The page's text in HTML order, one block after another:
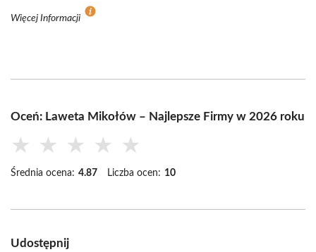
Więcej Informacji
Oceń: Laweta Mikołów – Najlepsze Firmy w 2026 roku
★ ★ ★ ★ ★
Średnia ocena: 4.87 Liczba ocen: 10
Udostępnij